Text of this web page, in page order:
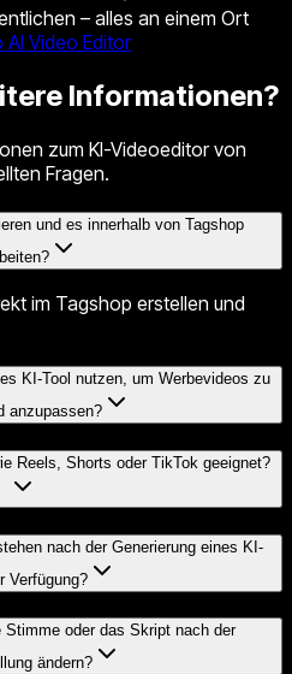
– alles an einem Ort
Video Editor
Informationen?
zum KI-Videoeditor von
Fragen.
und es innerhalb von Tagshop
im Tagshop erstellen und
KI-Tool nutzen, um Werbevideos zu
anzupassen?
Reels, Shorts oder TikTok geeignet?
nach der Generierung eines KI-
Verfügung?
Stimme oder das Skript nach der
ändern?